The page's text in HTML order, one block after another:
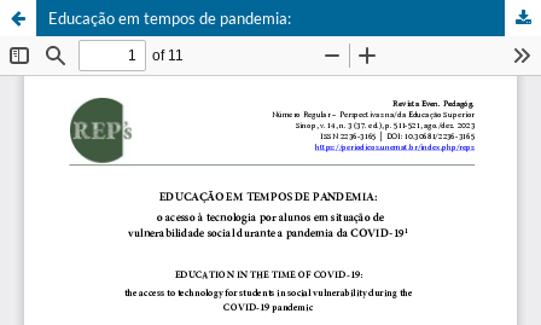
Educação em tempos de pandemia: